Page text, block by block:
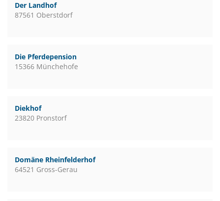
Der Landhof
87561 Oberstdorf
Die Pferdepension
15366 Münchehofe
Diekhof
23820 Pronstorf
Domäne Rheinfelderhof
64521 Gross-Gerau